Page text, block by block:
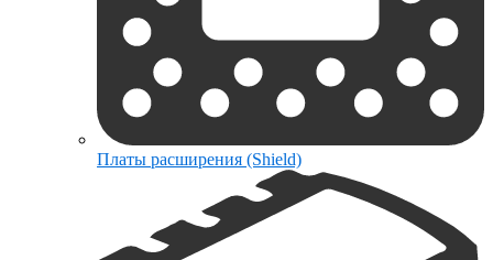
Платы расширения (Shield)